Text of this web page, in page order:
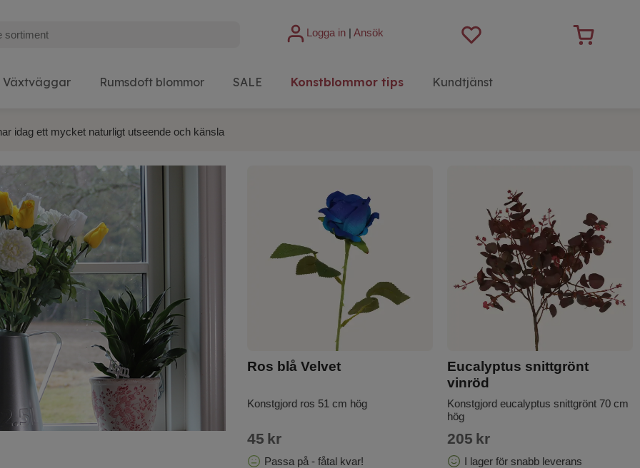
Logga in |Ansök
Växtväggar Rumsdoft blommor SALE Konstblommor tips Kundtjänst
idag ett mycket naturligt utseende och känsla
cm
Lilja ljusrosa Gunsan
Konstgjord lilja 52 cm hög
Ros blå Velvet
Konstgjord ros 51 cm hög
45 kr
Passa på - fåtal kvar!
Eucalyptus snittgrönt
vinröd
Konstgjord eucalyptus snittgrönt 70 cm
hög
205 kr
I lager för snabb leverans